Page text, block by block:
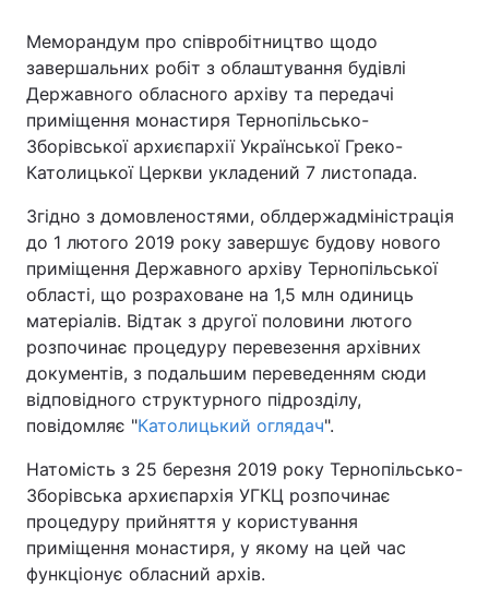
Меморандум про співробітництво щодо
завершальних робіт з облаштування будівлі
Державного обласного архіву та передачі
приміщення монастиря Тернопільсько-
Зборівської архиєпархії Української Греко-
Католицької Церкви укладений 7 листопада.
Згідно з домовленостями, облдержадміністрація
до 1 лютого 2019 року завершує будову нового
приміщення Державного архіву Тернопільської
області, що розраховане на 1,5 млн одиниць
матеріалів. Відтак з другої половини лютого
розпочинає процедуру перевезення архівних
документів, з подальшим переведенням сюди
відповідного структурного підрозділу,
повідомляє "Католицький оглядач".
Натомість з 25 березня 2019 року Тернопільсько-
Зборівська архиєпархія УГКЦ розпочинає
процедуру прийняття у користування
приміщення монастиря, у якому на цей час
функціонує обласний архів.